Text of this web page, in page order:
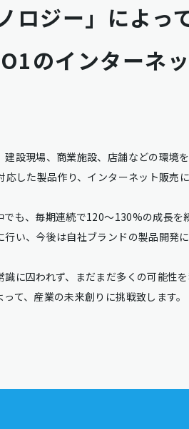
ロジー」によっ
のインターネ
設現場、商業施設、店舗などの環境
した製品作り、インターネット販売
も、毎期連続で120～130%の成長
い、今後は自社ブランドの製品開発
に囚われず、まだまだ多くの可能性
て、産業の未来創りに挑戦致します。